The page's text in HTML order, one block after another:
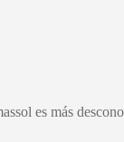
es más